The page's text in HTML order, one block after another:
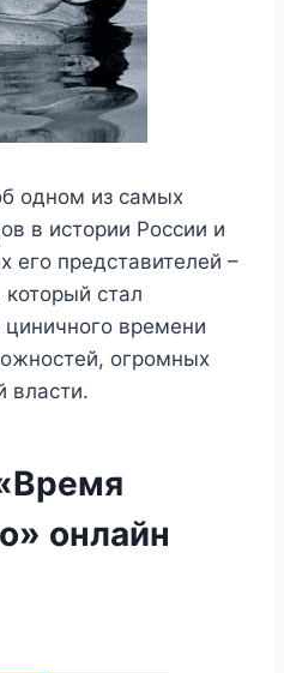
одном из самых
в истории России и
его представителей –
стал
времени
огромных
власти.
онлайн